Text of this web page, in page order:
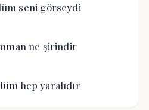
seni görseydi
ne şirindir
hep yaralıdır